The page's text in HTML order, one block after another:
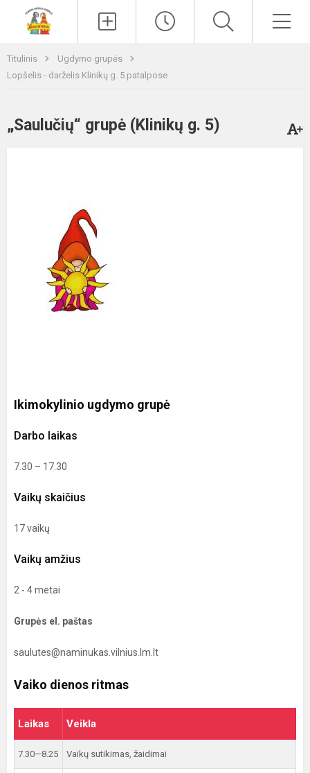
Titulinis
Ugdymo grupės
Lopšelis - darželis Klinikų g. 5 patalpose
„Saulučių“ grupė (Klinikų g. 5)
Ikimokylinio ugdymo grupė
Darbo laikas
7.30 – 17.30
Vaikų skaičius
17 vaikų
Vaikų amžius
2 - 4 metai
Grupės el. paštas
saulutes@naminukas.vilnius.lm.lt
Vaiko dienos ritmas
Laikas Veikla
7.30—8.25 Vaikų sutikimas, žaidimai